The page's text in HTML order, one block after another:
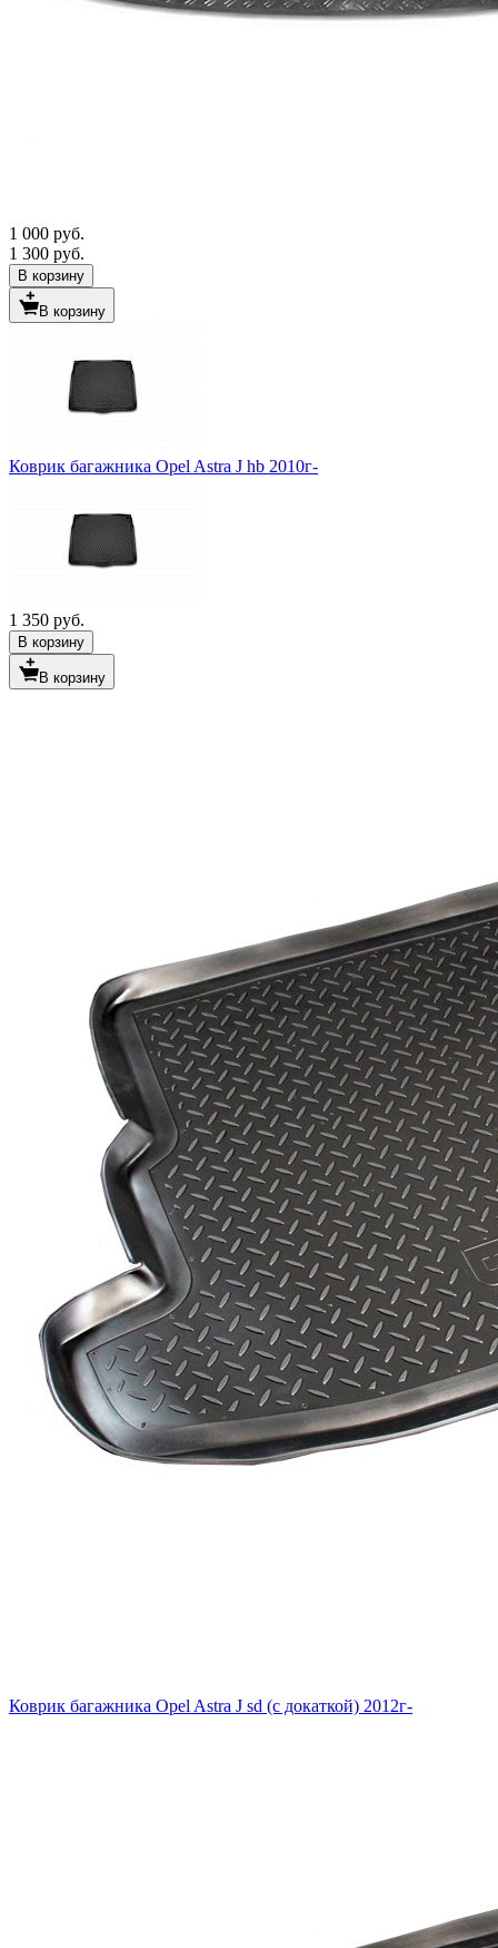
1 000 руб.
1 300 руб.
В корзину
В корзину
Коврик багажника Opel Astra J hb 2010г-
1 350 руб.
В корзину
В корзину
Коврик багажника Opel Astra J sd (с докаткой) 2012г-